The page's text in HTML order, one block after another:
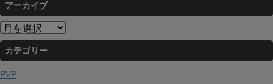
アーカイブ
ア
ー
カ
イ
ブ
カテゴリー
PVP